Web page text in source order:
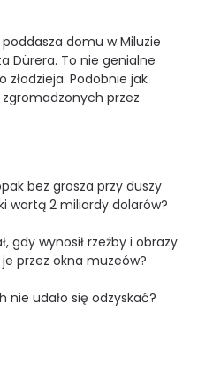
domu w Miluzie
Dürera. To nie genialne
złodzieja. Podobnie jak
przez
bez grosza przy duszy
wartą 2 miliardy dolarów?
gdy wynosił rzeźby i obrazy
przez okna muzeów?
nie udało się odzyskać?